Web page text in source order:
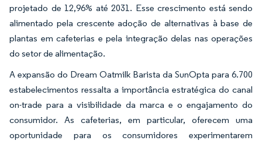
projetado de 12,96% até 2031. Esse crescimento está sendo
alimentado pela crescente adoção de alternativas à base de
plantas em cafeterias e pela integração delas nas operações
do setor de alimentação.
A expansão do Dream Oatmilk Barista da SunOpta para 6.700
estabelecimentos ressalta a importância estratégica do canal
on-trade para a visibilidade da marca e o engajamento do
consumidor. As cafeterias, em particular, oferecem uma
oportunidade para os consumidores experimentarem